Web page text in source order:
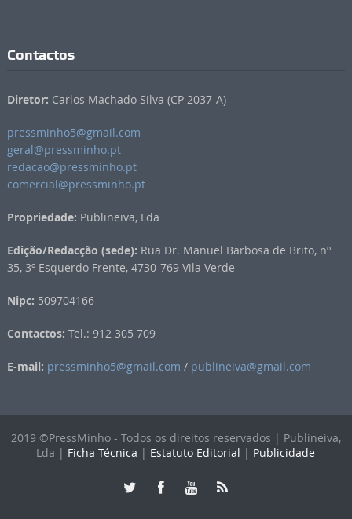
Contactos
Diretor: Carlos Machado Silva (CP 2037-A)
pressminho5@gmail.com
geral@pressminho.pt
redacao@pressminho.pt
comercial@pressminho.pt
Propriedade: Publineiva, Lda
Edição/Redacção (sede): Rua Dr. Manuel Barbosa de Brito, nº
35, 3º Esquerdo Frente, 4730-769 Vila Verde
Nipc: 509704166
Contactos: Tel.: 912 305 709
E-mail: pressminho5@gmail.com / publineiva@gmail.com
2019 ©PressMinho - Todos os direitos reservados | Publineiva,
Lda | Ficha Técnica | Estatuto Editorial | Publicidade